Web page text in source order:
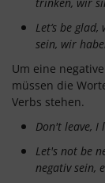
Let‘s be
sein, wir
Um eine
müssen die
Verbs stehen.
Don't leave, I
Let's not be
negativ sein,